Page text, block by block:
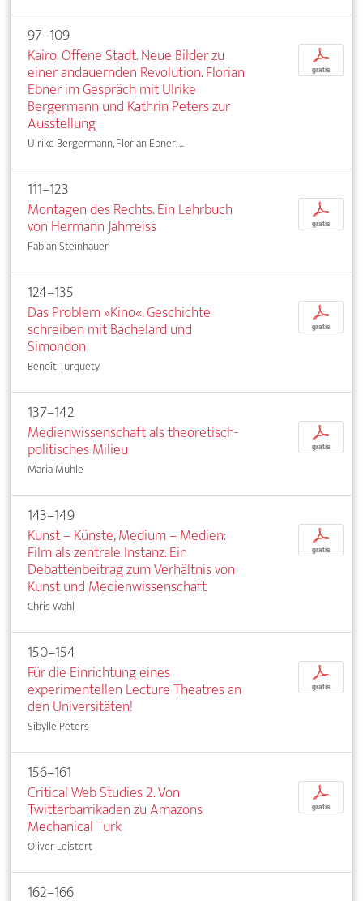
97–109
Kairo. Offene Stadt. Neue Bilder zu
einer andauernden Revolution. Florian
Ebner im Gespräch mit Ulrike
Bergermann und Kathrin Peters zur
Ausstellung
Ulrike Bergermann, Florian Ebner, ...
p
gratis
111–123
Montagen des Rechts. Ein Lehrbuch
von Hermann Jahrreiss
Fabian Steinhauer
p
gratis
124–135
Das Problem »Kino«. Geschichte
schreiben mit Bachelard und
Simondon
Benoît Turquety
p
gratis
137–142
Medienwissenschaft als theoretisch-
politisches Milieu
Maria Muhle
p
gratis
143–149
Kunst – Künste, Medium – Medien:
Film als zentrale Instanz. Ein
Debattenbeitrag zum Verhältnis von
Kunst und Medienwissenschaft
Chris Wahl
p
gratis
150–154
Für die Einrichtung eines
experimentellen Lecture Theatres an
den Universitäten!
Sibylle Peters
p
gratis
156–161
Critical Web Studies 2. Von
Twitterbarrikaden zu Amazons
Mechanical Turk
Oliver Leistert
p
gratis
162–166